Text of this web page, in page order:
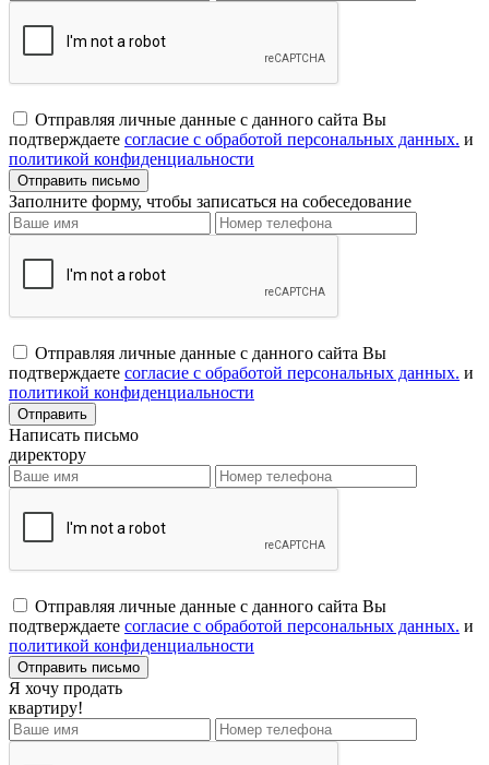
Отправляя личные данные с данного сайта Вы
подтверждаете согласие с обработой персональных данных. и
политикой конфиденциальности
Заполните форму, чтобы записаться на собеседование
Отправляя личные данные с данного сайта Вы
подтверждаете согласие с обработой персональных данных. и
политикой конфиденциальности
Написать письмо
директору
Отправляя личные данные с данного сайта Вы
подтверждаете согласие с обработой персональных данных. и
политикой конфиденциальности
Я хочу продать
квартиру!